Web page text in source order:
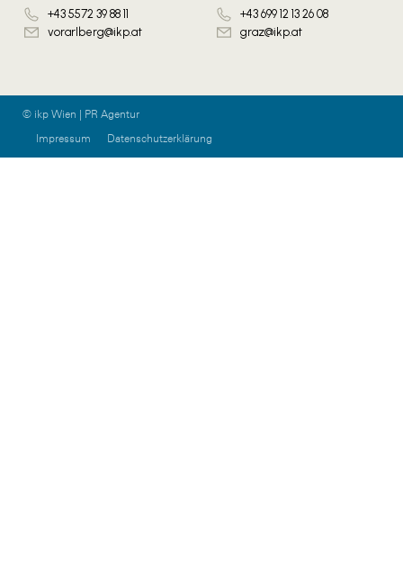
+43 5572 39 88 11
vorarlberg@ikp.at
+43 699 12 13 26 08
graz@ikp.at
© ikp Wien | PR Agentur
Impressum
Datenschutzerklärung